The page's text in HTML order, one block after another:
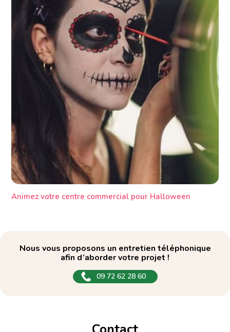
Animez votre centre commercial pour Halloween
Nous vous proposons un entretien téléphonique
afin d’aborder votre projet !
09 72 62 28 60